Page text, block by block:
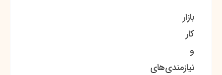
بازار
کار
و
نیازمندی‌های